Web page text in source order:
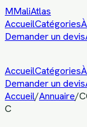
MMaliAtlas
AccueilCatégories
Demander un devis
AccueilCatégories
Demander un devis
Accueil/Annuaire/
C